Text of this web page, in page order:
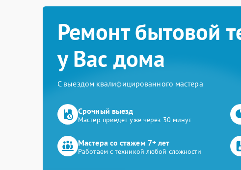
Ремонт бытовой
у Вас дома
С выездом квалифицированного мастера
Срочный выезд
Мастер приедет уже через 30 минут
Мастера со стажем 7+ лет
Работаем с техникой любой сложности